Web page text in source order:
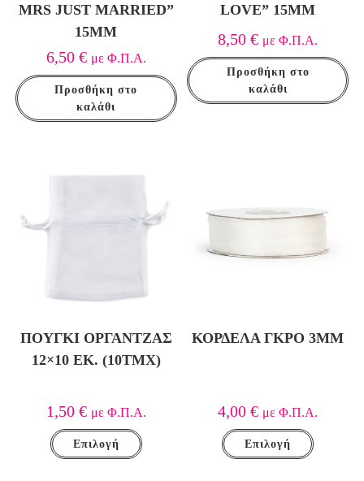
MRS JUST MARRIED”
15MM
6,50 € με Φ.Π.Α.
Προσθήκη στο
καλάθι
LOVE” 15MM
8,50€ με Φ.Π.Α.
Προσθήκη στο
καλάθι
ΠΟΥΓΚΊ ΟΡΓΆΝΤΖΑΣ
12×10 ΕΚ. (10ΤΜΧ)
1,50 € με Φ.Π.Α.
Επιλογή
ΚΟΡΔΈΛΑ ΓΚΡΟ 3MM
4,00€ με Φ.Π.Α.
Επιλογή